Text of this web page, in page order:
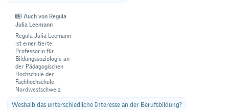
Auch von Regula
Julia Leemann
Regula Julia Leemann
ist emeritierte
Professorin für
Bildungssoziologie an
der Pädagogischen
Hochschule der
Fachhochschule
Nordwestschweiz.
Weshalb das unterschiedliche Interesse an der Berufsbildung?